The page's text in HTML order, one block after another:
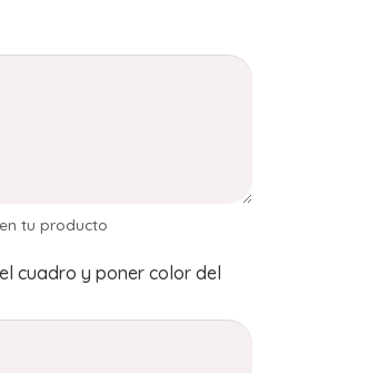
tu producto
cuadro y poner color del